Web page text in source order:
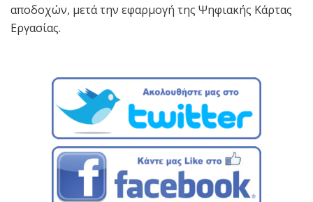
αποδοχών, μετά την εφαρμογή της Ψηφιακής Κάρτας
Εργασίας.